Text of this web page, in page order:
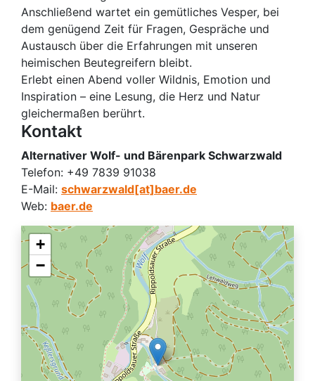
Anschließend wartet ein gemütliches Vesper, bei
dem genügend Zeit für Fragen, Gespräche und
Austausch über die Erfahrungen mit unseren
heimischen Beutegreifern bleibt.
Erlebt einen Abend voller Wildnis, Emotion und
Inspiration – eine Lesung, die Herz und Natur
gleichermaßen berührt.
Kontakt
Alternativer Wolf- und Bärenpark Schwarzwald
Telefon: +49 7839 91038
E-Mail: schwarzwald[at]baer.de
Web: baer.de
+
−